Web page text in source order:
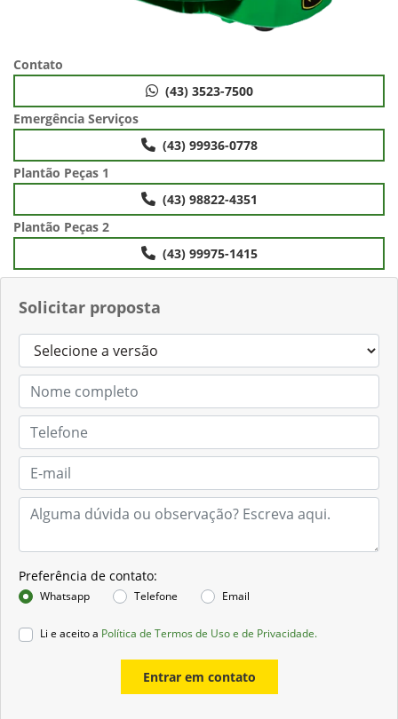
Solicitar proposta
Preferência de contato:
Whatsapp Telefone Email
Li e aceito a Política de Termos de Uso e de Privacidade.
Entrar em contato
Contato
(43) 3523-7500
Emergência Serviços
(43) 99936-0778
Plantão Peças 1
(43) 98822-4351
Plantão Peças 2
(43) 99975-1415